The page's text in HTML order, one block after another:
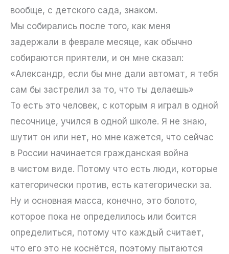
вообще, с детского сада, знаком.
Мы собирались после того, как меня
задержали в феврале месяце, как обычно
собираются приятели, и он мне сказал:
«Александр, если бы мне дали автомат, я тебя
сам бы застрелил за то, что ты делаешь»
То есть это человек, с которым я играл в одной
песочнице, учился в одной школе. Я не знаю,
шутит он или нет, но мне кажется, что сейчас
в России начинается гражданская война
в чистом виде. Потому что есть люди, которые
категорически против, есть категорически за.
Ну и основная масса, конечно, это болото,
которое пока не определилось или боится
определиться, потому что каждый считает,
что его это не коснётся, поэтому пытаются